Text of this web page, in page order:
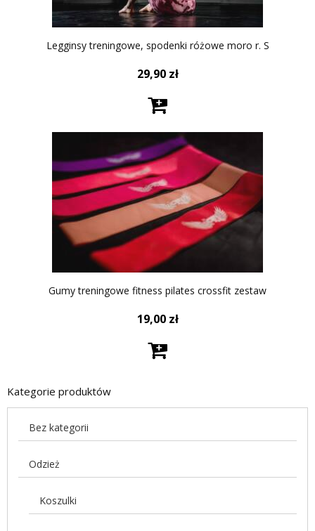
Kategorie produktów
Bez kategorii
Odzież
Koszulki
Legginsy treningowe, spodenki różowe moro r. S
29,90 zł
Gumy treningowe fitness pilates crossfit zestaw
19,00 zł